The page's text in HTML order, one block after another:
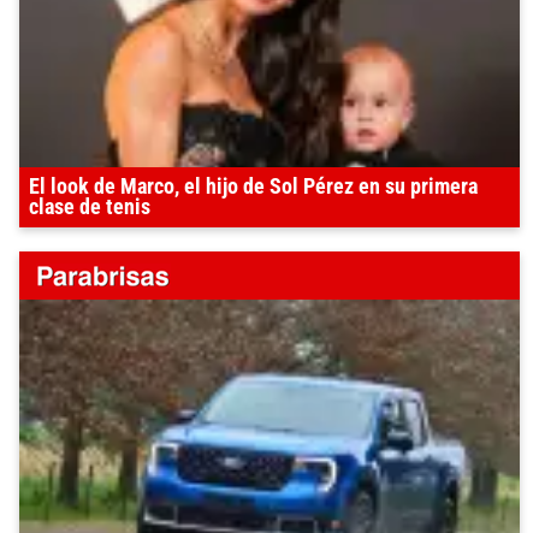
El look de Marco, el hijo de Sol Pérez en su primera
clase de tenis